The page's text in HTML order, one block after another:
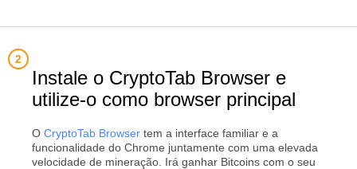
Instale o CryptoTab Browser e
utilize-o como browser principal
O CryptoTab Browser tem a interface familiar e a
funcionalidade do Chrome juntamente com uma elevada
velocidade de mineração. Irá ganhar Bitcoins com o seu